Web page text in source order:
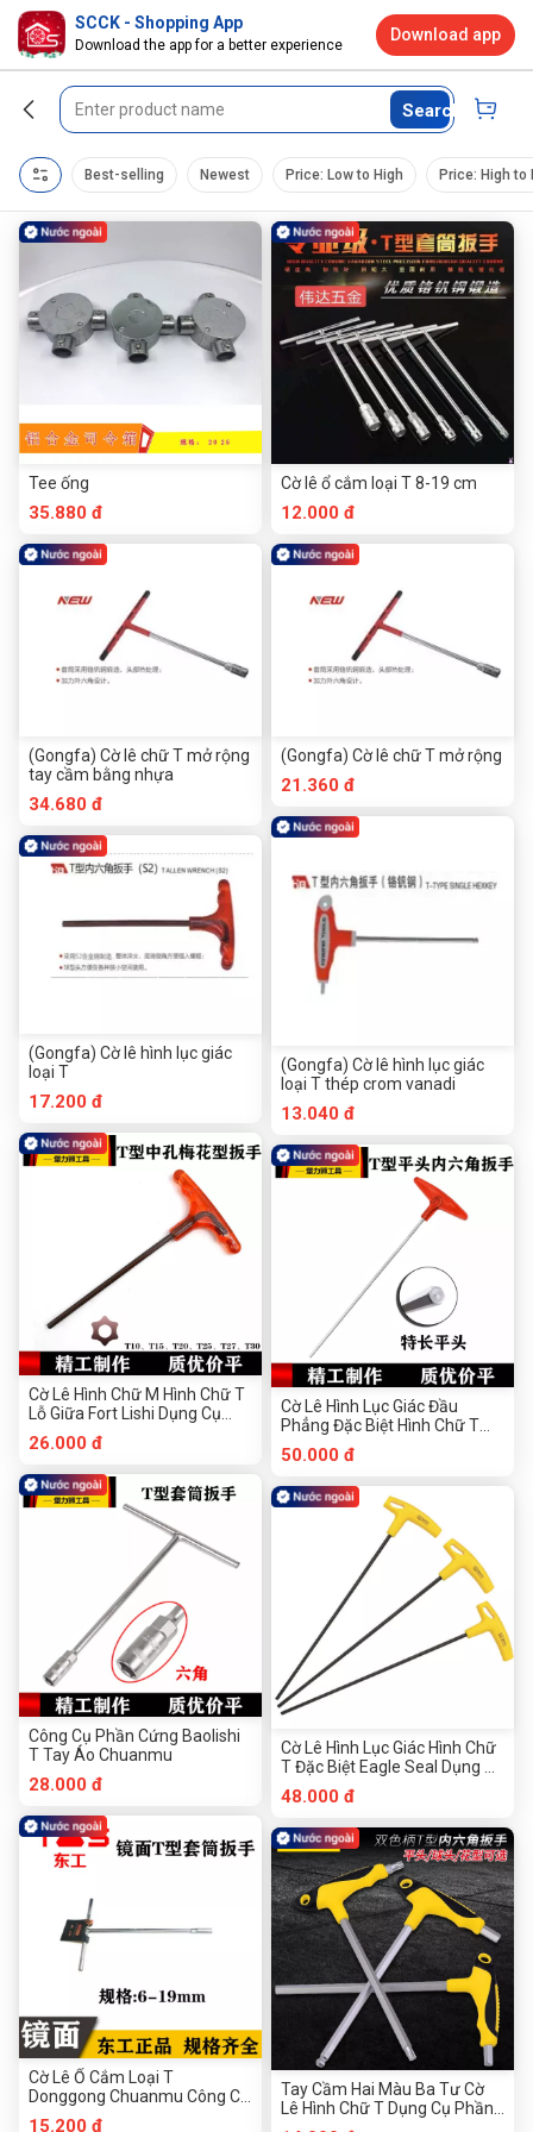
Search
Best-selling Newest Price: Low to High Price: High to
Tee ống
35.880 đ
(Gongfa) Cờ lê chữ T mở rộng
tay cầm bằng nhựa
34.680 đ
(Gongfa) Cờ lê hình lục giác
loại T
17.200 đ
Cờ Lê Hình Chữ M Hình Chữ T
Lỗ Giữa Fort Lishi Dụng Cụ
Phần Cứng Chuanmu
26.000 đ
Công Cụ Phần Cứng Baolishi
T Tay Áo Chuanmu
28.000 đ
Cờ Lê Ổ Cắm Loại T
Donggong Chuanmu Công Cụ
Phần Cứng
15.200 đ
Cờ lê ổ cắm loại T 8-19 cm
12.000 đ
(Gongfa) Cờ lê chữ T mở rộng
21.360 đ
(Gongfa) Cờ lê hình lục giác
loại T thép crom vanadi
13.040 đ
Cờ Lê Hình Lục Giác Đầu
Phẳng Đặc Biệt Hình Chữ T
Gương Fort Lishi Dụng Cụ
Phần Cứng Chuanmu
50.000 đ
Cờ Lê Hình Lục Giác Hình Chữ
T Đặc Biệt Eagle Seal Dụng Cụ
Phần Cứng Chuanmu
48.000 đ
Tay Cầm Hai Màu Ba Tư Cờ
Lê Hình Chữ T Dụng Cụ Phần
Cứng Chuanmu
SCCK - Shopping App
Download the app for a better experience
Download app